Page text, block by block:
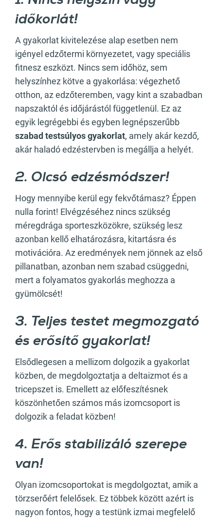
időkorlát!
A gyakorlat kivitelezése alap esetben nem
igényel edzőtermi környezetet, vagy speciális
fitnesz eszközt. Nincs sem időhöz, sem
helyszínhez kötve a gyakorlása: végezhető
otthon, az edzőteremben, vagy kint a szabadban
napszaktól és időjárástól függetlenül. Ez az
egyik legrégebbi és egyben legnépszerűbb
szabad testsúlyos gyakorlat, amely akár kezdő,
akár haladó edzéstervben is megállja a helyét.
2. Olcsó edzésmódszer!
Hogy mennyibe kerül egy fekvőtámasz? Éppen
nulla forint! Elvégzéséhez nincs szükség
méregdrága sporteszközökre, szükség lesz
azonban kellő elhatározásra, kitartásra és
motivációra. Az eredmények nem jönnek az első
pillanatban, azonban nem szabad csüggedni,
mert a folyamatos gyakorlás meghozza a
gyümölcsét!
3. Teljes testet megmozgató
és erősítő gyakorlat!
Elsődlegesen a mellizom dolgozik a gyakorlat
közben, de megdolgoztatja a deltaizmot és a
tricepszet is. Emellett az előfeszítésnek
köszönhetően számos más izomcsoport is
dolgozik a feladat közben!
4. Erős stabilizáló szerepe
van!
Olyan izomcsoportokat is megdolgoztat, amik a
törzserőért felelősek. Ez többek között azért is
nagyon fontos, hogy a testünk izmai megfelelő